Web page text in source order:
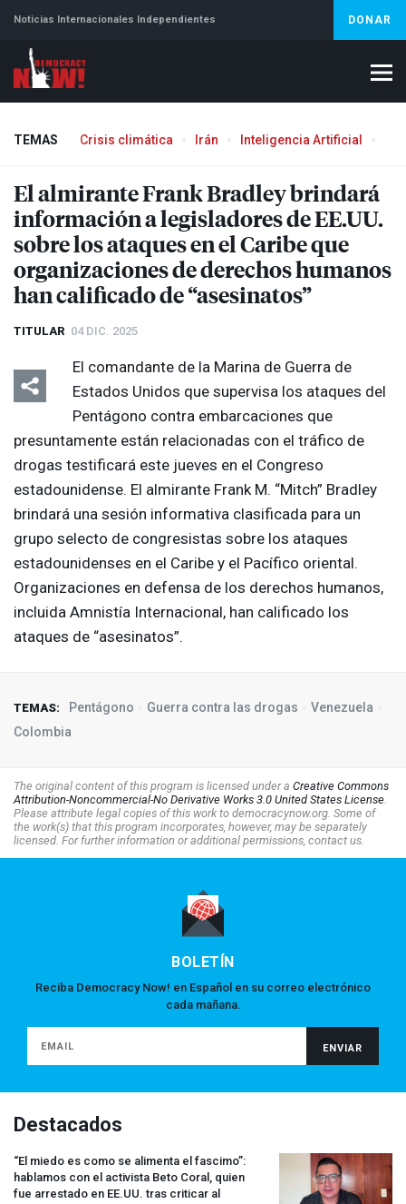
Noticias Internacionales Independientes DONAR
TEMAS Crisis climática Irán Inteligencia Artificial
El almirante Frank Bradley brindará
información a legisladores de EE.UU.
sobre los ataques en el Caribe que
organizaciones de derechos humanos
han calificado de “asesinatos”
TITULAR 04 DIC. 2025
El comandante de la Marina de Guerra de
Estados Unidos que supervisa los ataques del
Pentágono contra embarcaciones que
presuntamente están relacionadas con el tráfico de
drogas testificará este jueves en el Congreso
estadounidense. El almirante Frank M. “Mitch” Bradley
brindará una sesión informativa clasificada para un
grupo selecto de congresistas sobre los ataques
estadounidenses en el Caribe y el Pacífico oriental.
Organizaciones en defensa de los derechos humanos,
incluida Amnistía Internacional, han calificado los
ataques de “asesinatos”.
TEMAS: Pentágono Guerra contra las drogas
Venezuela
Colombia
The original content of this program is licensed under a Creative Commons
Attribution-Noncommercial-No Derivative Works 3.0 United States License.
Please attribute legal copies of this work to democracynow.org. Some of
the work(s) that this program incorporates, however, may be separately
licensed. For further information or additional permissions, contact us.
BOLETÍN
Reciba Democracy Now! en Español en su correo electrónico
cada mañana.
Destacados
“El miedo es como se alimenta el fascimo”:
hablamos con el activista Beto Coral, quien
fue arrestado en EE.UU. tras criticar al